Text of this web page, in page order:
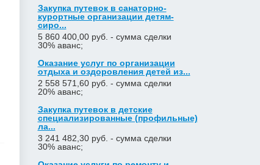
Закупка путевок в санаторно-
курортные организации детям-
сиро...
5 860 400,00 руб. - сумма сделки
30% аванс;
Оказание услуг по организации
отдыха и оздоровления детей из...
2 558 571,60 руб. - сумма сделки
20% аванс;
Закупка путевок в детские
специализированные (профильные)
ла...
3 241 482,30 руб. - сумма сделки
30% аванс;